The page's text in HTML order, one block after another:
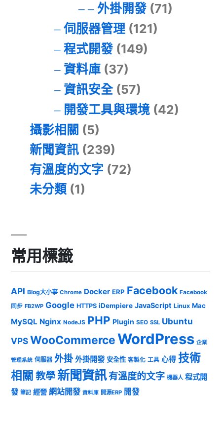
外掛開發(71)
伺服器管理(121)
程式開發(149)
資料庫(37)
資訊安全(57)
開發工具與環境(42)
攝影相關 (5)
新聞資訊 (239)
有溫度的文字 (72)
未分類 (1)
常用標籤
API Blog大小事 Chrome Docker ERP Facebook Facebook
同步 FB2WP Google HTTPS iDempiere JavaScript Linux Mac
MySQL Nginx NodeJS PHP Plugin SEO SSL Ubuntu
VPSWooCommerceWordPress 企業
管理系統 伺服器 外掛 外掛開發 安全性 客製化 工具 心得 技術
相關 教學 新聞資訊有溫度的文字 機器人 程式開
發 筆記 經營 網站開發 資料庫 開源ERP 開發